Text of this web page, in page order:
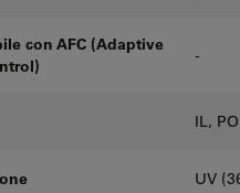
con AFC (Adaptive
-
IL,
UV